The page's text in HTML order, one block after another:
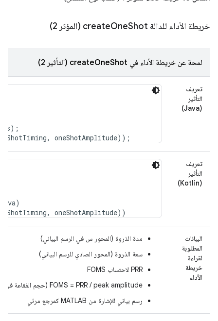
خريطة الأداء للدالة create OneShot (المؤثر 2)
لمحة عن خريطة الأداء في createOneShot (التأثير 2)
تعريف
التأثير
(Java)
تعريف
التأثير
(Kotlin)
البيانات
المطلوبة
لقراءة
خريطة
الأداء
مدة الذروة (المحور س في الرسم البياني)
سعة الذروة (المحور الصادي للرسم البياني)
PRR لاحتساب FOMS
FOMS = PRR / peak amplitude (حجم الفقاعة في الرسم البياني الفقاعي)
رسم بياني للإشارة من MATLAB كمرجع مرئي